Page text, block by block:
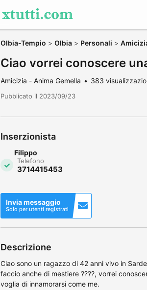
Olbia-Tempio > Olbia > Personali >
Ciao vorrei conoscere
Amicizia - Anima Gemella 383
Pubblicato il 2023/09/23
Inserzionista
Filippo
Telefono
3714415453
Invia messaggio
Solo per utenti registrati
Descrizione
Ciao sono un ragazzo di 42 anni vivo in
faccio anche di mestiere ????, vorrei
voglia di innamorarsi come me.